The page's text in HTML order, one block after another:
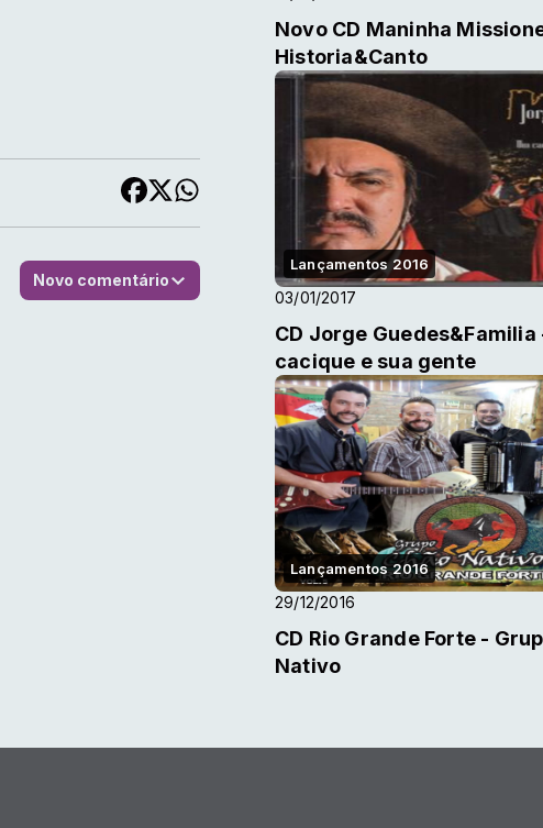
Novo comentário
Novo CD Maninha
Historia&Canto
Lançamentos 2016
03/01/2017
CD Jorge Guedes&Familia
cacique e sua gente
Lançamentos 2016
29/12/2016
CD Rio Grande Forte -
Nativo